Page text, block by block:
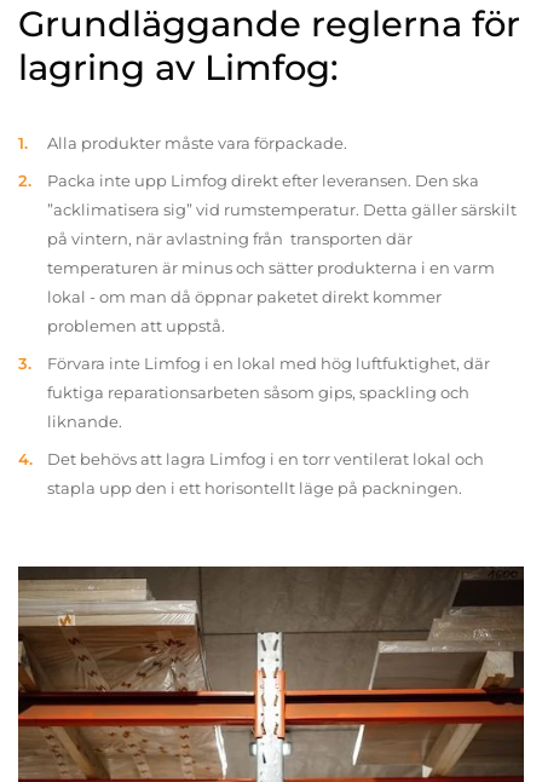
Grundläggande reglerna för
lagring av Limfog:
Alla produkter måste vara förpackade.
Packa inte upp Limfog direkt efter leveransen. Den ska
”acklimatisera sig” vid rumstemperatur. Detta gäller särskilt
på vintern, när avlastning från transporten där
temperaturen är minus och sätter produkterna i en varm
lokal - om man då öppnar paketet direkt kommer
problemen att uppstå.
Förvara inte Limfog i en lokal med hög luftfuktighet, där
fuktiga reparationsarbeten såsom gips, spackling och
liknande.
Det behövs att lagra Limfog i en torr ventilerat lokal och
stapla upp den i ett horisontellt läge på packningen.